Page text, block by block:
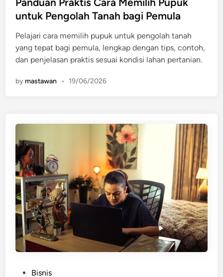
t
d
i
n
untuk Pengolah Tanah bagi Pemula
Pelajari cara memilih pupuk untuk pengolah tanah
yang tepat bagi pemula, lengkap dengan tips, contoh,
dan penjelasan praktis sesuai kondisi lahan pertanian.
by mastawan • 19/06/2026
Bisnis